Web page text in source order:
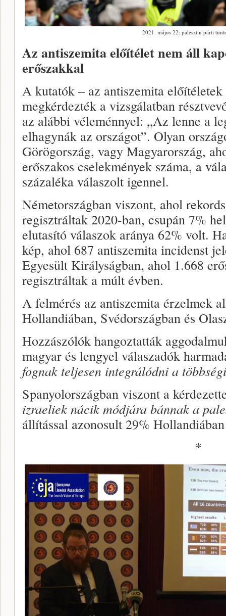
2021. május 22: palesztin párti
Az antiszemita előítélet nem áll
erőszakkal
A kutatók – az antiszemita
megkérdezték a vizsgálatban
az alábbi véleménnyel: „Az lenne a
elhagynák az országot”. Olyan
Görögország, vagy Magyarország,
erőszakos cselekmények száma, a
százaléka válaszolt igennel.
Németországban viszont, ahol
regisztráltak 2020-ban, csupán 7%
elutasító válaszok aránya 62% volt.
kép, ahol 687 antiszemita incidenst
Egyesült Királyságban, ahol 1.668
regisztráltak a múlt évben.
A felmérés az antiszemita érzelmek
Hollandiában, Svédországban és
Hozzászólók hangoztatták
magyar és lengyel válaszadók
fognak teljesen integrálódni a
Spanyolországban viszont a
izraeliek nácik módjára bánnak a
állítással azonosult 29%
*